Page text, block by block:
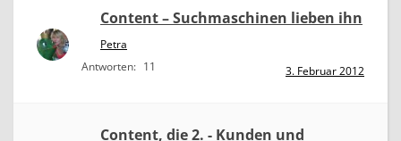
Content – Suchmaschinen lieben ihn
Petra
Antworten: 11 3. Februar 2012
Content, die 2. - Kunden und